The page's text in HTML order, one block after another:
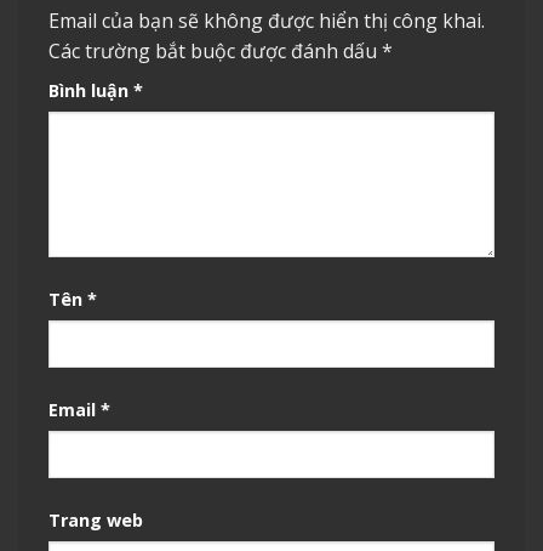
Email của bạn sẽ không được hiển thị công khai.
Các trường bắt buộc được đánh dấu *
Bình luận *
Tên *
Email *
Trang web